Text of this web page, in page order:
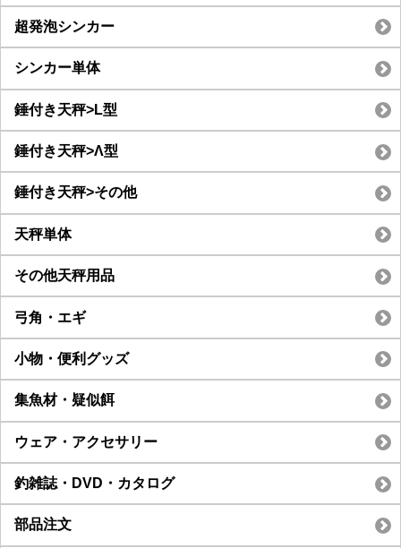
超発泡シンカー
シンカー単体
錘付き天秤>L型
錘付き天秤>Λ型
錘付き天秤>その他
天秤単体
その他天秤用品
弓角・エギ
小物・便利グッズ
集魚材・疑似餌
ウェア・アクセサリー
釣雑誌・DVD・カタログ
部品注文